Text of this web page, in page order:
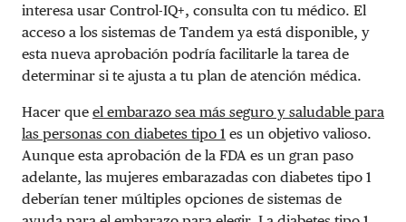
interesa usar Control-IQ+, consulta con tu médico. El
acceso a los sistemas de Tandem ya está disponible, y
esta nueva aprobación podría facilitarle la tarea de
determinar si te ajusta a tu plan de atención médica.
Hacer que el embarazo sea más seguro y saludable para
las personas con diabetes tipo 1 es un objetivo valioso.
Aunque esta aprobación de la FDA es un gran paso
adelante, las mujeres embarazadas con diabetes tipo 1
deberían tener múltiples opciones de sistemas de